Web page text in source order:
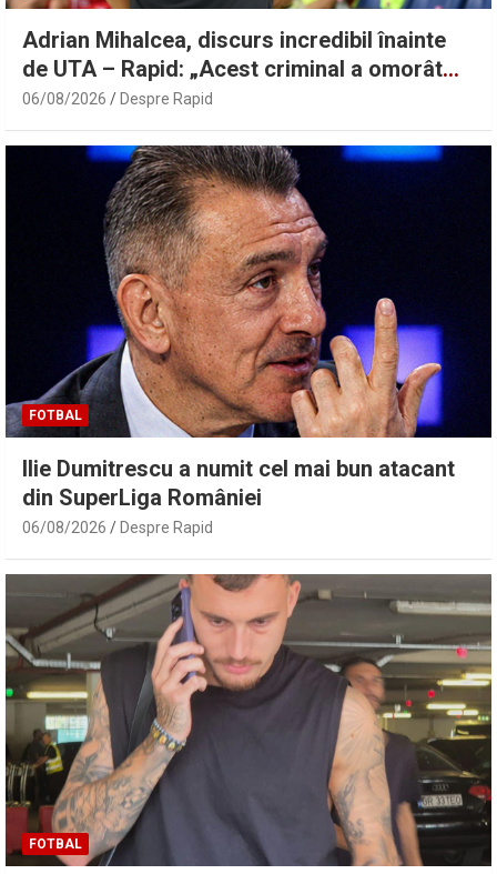
Adrian Mihalcea, discurs incredibil înainte
de UTA – Rapid: „Acest criminal a omorât
vreo șase oameni” | Sport.ro
06/08/2026 Despre Rapid
FOTBAL
Ilie Dumitrescu a numit cel mai bun atacant
din SuperLiga României
06/08/2026 Despre Rapid
FOTBAL